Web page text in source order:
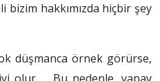
hakkımızda hiçbir şey
düşmanca örnek görürse,